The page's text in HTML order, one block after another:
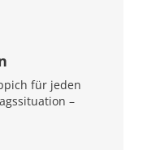
für jeden
–